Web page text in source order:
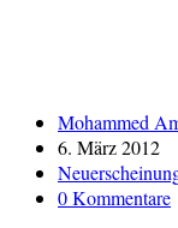
Beitrags-
Autor:
Mohammed
Beitrag
veröffentlicht:
6. März 2012
Beitrags-
Kategorie:
Beitrags-
0 Kommentare